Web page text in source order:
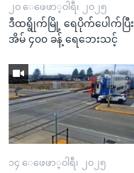
၂၀ ေဖေဖာ္၀ါရီ၊ ၂၀၂၅
ဒီထရွိုက်မြို့ ရေပိုက်ပေါက်ပြီး
အိမ် ၄၀၀ ခန့် ရေဘေးသင့်
၁၄ ေဖေဖာ္၀ါရီ၊ ၂၀၂၅